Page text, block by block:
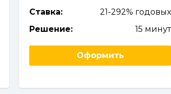
Ставка:
21-292% годовых
Решение:
15 минут
Оформить